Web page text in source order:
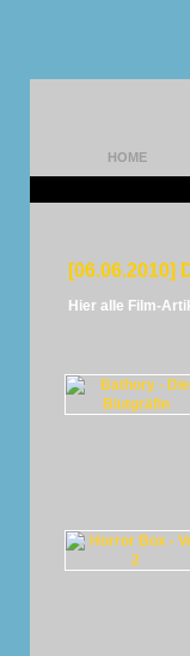
HOME
[06.06.2010]
Hier alle Film-